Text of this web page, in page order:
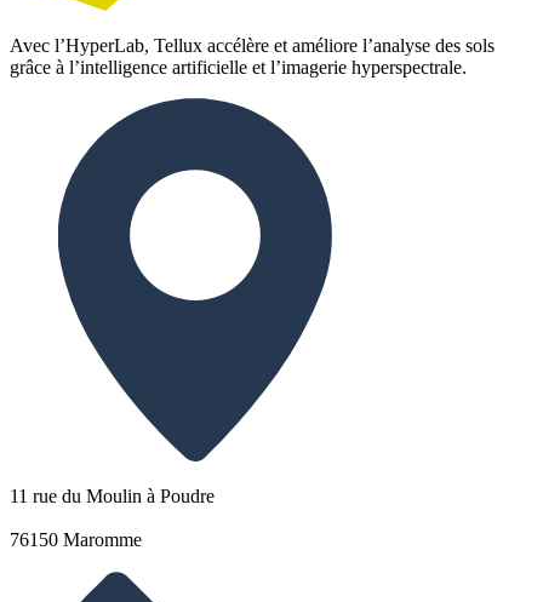
Avec l’HyperLab, Tellux accélère et améliore l’analyse des sols
grâce à l’intelligence artificielle et l’imagerie hyperspectrale.
11 rue du Moulin à Poudre
76150 Maromme